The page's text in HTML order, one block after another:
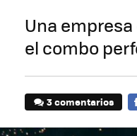
Una
el combo
3 comentarios